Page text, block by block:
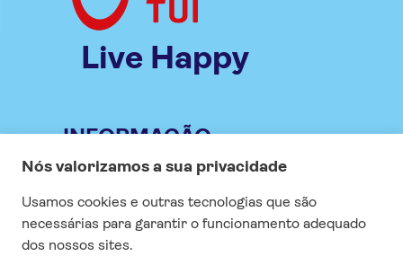
Live Happy
INFORMAÇÃO
Vistos
Seguro
Contrato e condições gerais